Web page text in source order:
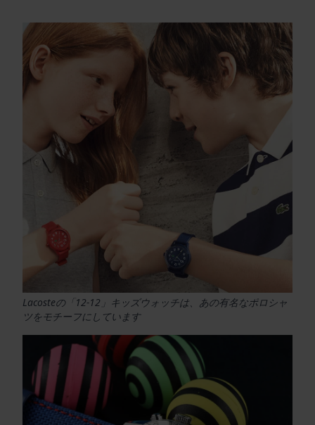
Lacosteの「12-12」キッズウォッチは、あの有名なポロシャ
ツをモチーフにしています